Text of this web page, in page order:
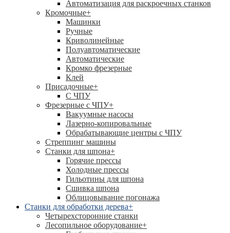
Автоматизация для раскроечных станков
Кромочные+
Машинки
Ручные
Криволинейные
Полуавтоматические
Автоматические
Кромко фрезерные
Клей
Присадочные+
С ЧПУ
Фрезерные с ЧПУ+
Вакуумные насосы
Лазерно-копировальные
Обрабатывающие центры с ЧПУ
Стреппинг машины
Станки для шпона+
Горячие прессы
Холодные прессы
Гильотины для шпона
Сшивка шпона
Облицовывание погонажа
Станки для обработки дерева+
Четырехсторонние станки
Лесопильное оборудование+